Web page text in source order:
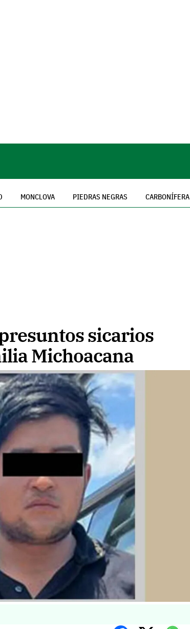
MONCLOVA PIEDRAS NEGRAS CARBONÍFERA
sicarios
Michoacana